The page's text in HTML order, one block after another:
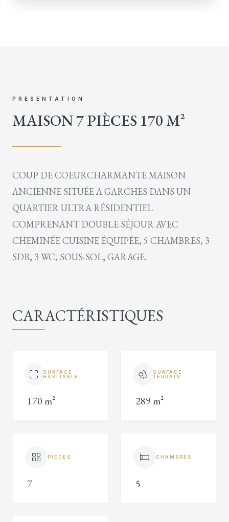
PRÉSENTATION
MAISON 7 PIÈCES 170 M²
COUP DE COEURCHARMANTE MAISON
ANCIENNE SITUÉE A GARCHES DANS UN
QUARTIER ULTRA RÉSIDENTIEL
COMPRENANT DOUBLE SÉJOUR AVEC
CHEMINÉE CUISINE ÉQUIPÉE, 5 CHAMBRES, 3
SDB, 3 WC, SOUS-SOL, GARAGE.
CARACTÉRISTIQUES
SURFACE
HABITABLE
170 m²
SURFACE
TERRAIN
289 m²
PIÈCES
7
CHAMBRES
5